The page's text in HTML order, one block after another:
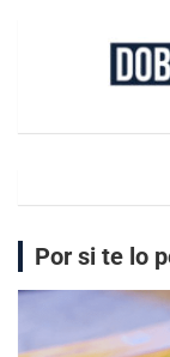
Por si te lo